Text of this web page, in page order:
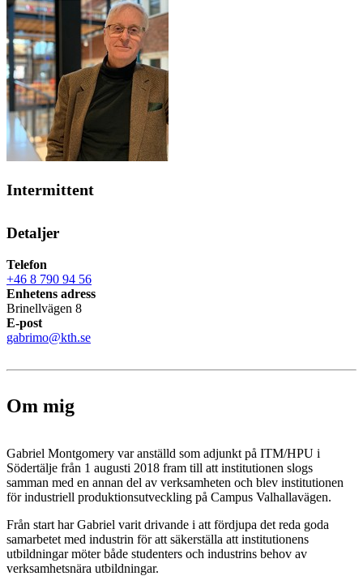
Intermittent
Detaljer
Telefon
+46 8 790 94 56
Enhetens adress
Brinellvägen 8
E-post
gabrimo@kth.se
Om mig
Gabriel Montgomery var anställd som adjunkt på ITM/HPU i
Södertälje från 1 augusti 2018 fram till att institutionen slogs
samman med en annan del av verksamheten och blev institutionen
för industriell produktionsutveckling på Campus Valhallavägen.
Från start har Gabriel varit drivande i att fördjupa det reda goda
samarbetet med industrin för att säkerställa att institutionens
utbildningar möter både studenters och industrins behov av
verksamhetsnära utbildningar.